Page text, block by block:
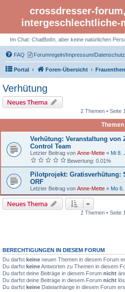
crossdresser-
intergeschlechtliche-
Im Chat: ChatBotIn, aber keine natürlichen
FAQ Forumregeln/Impressum/Datenschutz
Portal Foren-Übersicht
Verhütung
Neues Thema
2 Themen • Seite
Themen
Verhütung: Veranstaltung von
Control Team
Letzter Beitrag von Anne-Mette « Mi 8.
Bewertung: 0.01%
Pilotprojekt: Gratisverhütung:
ORF
Letzter Beitrag von Anne-Mette « Mo
Neues Thema
2 Themen • Seite
BERECHTIGUNGEN IN DIESEM FORUM
Du darfst keine neuen Themen in diesem Forum
Du darfst keineAntworten zu Themen in diesem
Du darfst deine Beiträge in diesem Forum nicht
Du darfst deine Beiträge in diesem Forum nicht
Du darfst keine Dateianhänge in diesem Forum